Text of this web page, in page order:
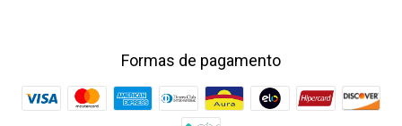
Formas de pagamento